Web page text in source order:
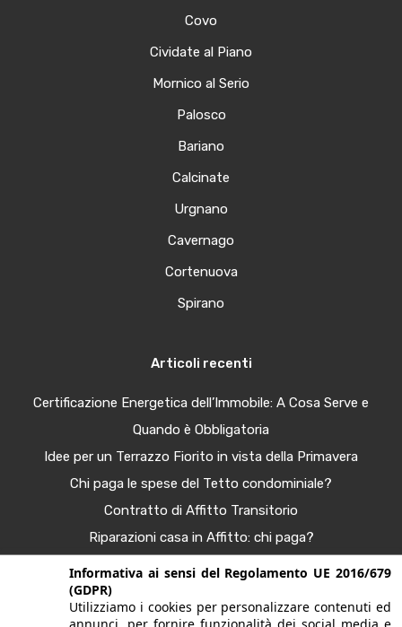
Covo
Cividate al Piano
Mornico al Serio
Palosco
Bariano
Calcinate
Urgnano
Cavernago
Cortenuova
Spirano
Articoli recenti
Certificazione Energetica dell’Immobile: A Cosa Serve e
Quando è Obbligatoria
Idee per un Terrazzo Fiorito in vista della Primavera
Chi paga le spese del Tetto condominiale?
Contratto di Affitto Transitorio
Riparazioni casa in Affitto: chi paga?
Procura Immobiliare – Guida completa
Tendenze Arredo e Nuance per la Casa Autunno 2025
Bonus Casa al 50%: Agevolazioni in Scadenza
Informativa ai sensi del Regolamento UE 2016/679
(GDPR)
Utilizziamo i cookies per personalizzare contenuti ed